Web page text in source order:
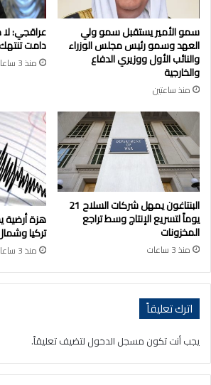
سمو الأمير يستقبل سمو ولي
العهد وسمو رئيس مجلس الوزراء
والنائب الأول ووزيري الدفاع
والخارجية
منذ ساعتين
عراقجي: لا
دامت
منذ 3 ساعات
البنتاغون يمهل شركات السلاح 21
يوماً لتسريع الإنتاج وسط تراجع
المخزونات
منذ 3 ساعات
هزة
تركيا
منذ 3 ساعات
اترك تعليقاً
يجب أنت تكون مسجل الدخول لتضيف تعليقاً.